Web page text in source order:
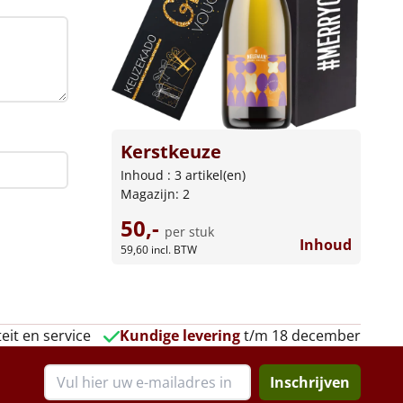
Kerstkeuze
Inhoud : 3 artikel(en)
Magazijn: 2
50,- per stuk
59,60 incl. BTW Inhoud
en service Kundige leveringt/m 18 december
Inschrijven